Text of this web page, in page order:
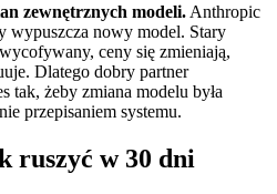
zewnętrznych modeli. Anthropic
wypuszcza nowy model. Stary
ceny się zmieniają,
Dlatego dobry partner
tak, żeby zmiana modelu była
przepisaniem systemu.
ruszyć w 30 dni